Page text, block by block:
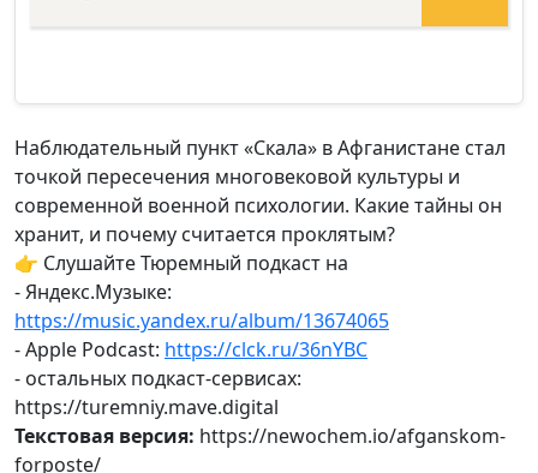
Наблюдательный пункт «Скала» в Афганистане стал
точкой пересечения многовековой культуры и
современной военной психологии. Какие тайны он
хранит, и почему считается проклятым?
👉 Слушайте Тюремный подкаст на
- Яндекс.Музыке:
https://music.yandex.ru/album/13674065
- Apple Podcast: https://clck.ru/36nYBC
- остальных подкаст-сервисах:
https://turemniy.mave.digital
Текстовая версия: https://newochem.io/afganskom-
forposte/